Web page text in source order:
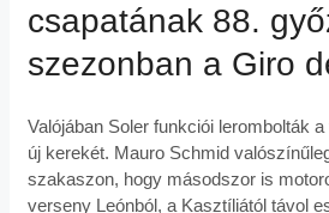
csapatának 88.
szezonban a Giro
Valójában Soler funkciói lerombolták
új kerekét. Mauro Schmid
szakaszon, hogy másodszor is
verseny Leónból, a Kasztíliától távol